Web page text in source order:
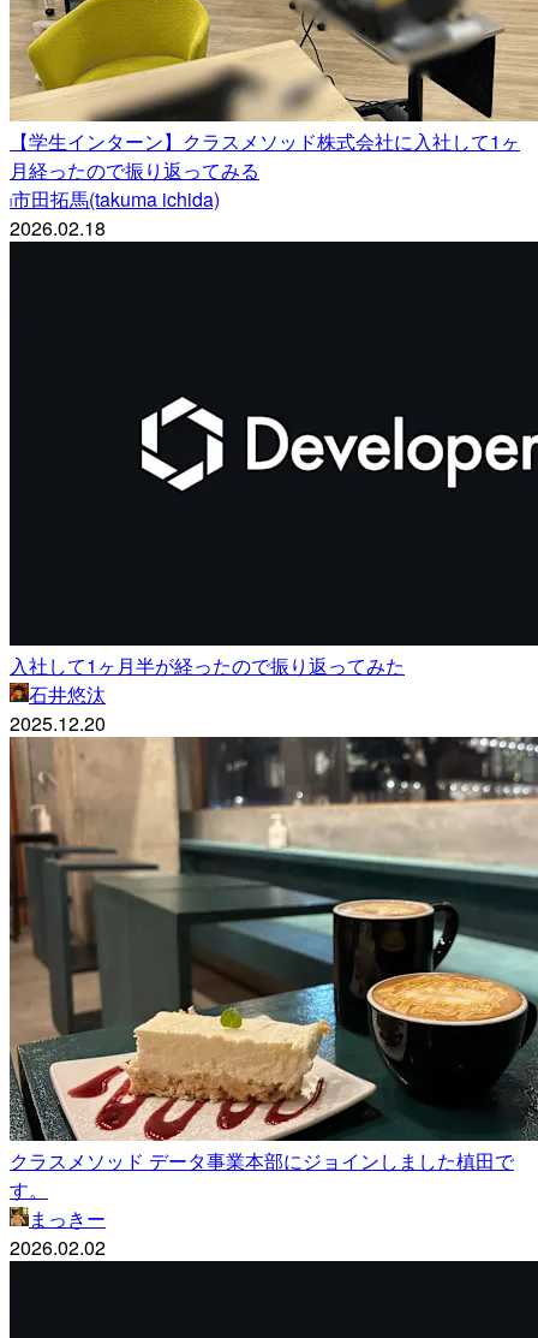
【学生インターン】クラスメソッド株式会社に入社して1ヶ
月経ったので振り返ってみる
i市田拓馬(takuma ichida)
2026.02.18
入社して1ヶ月半が経ったので振り返ってみた
石井悠汰
2025.12.20
クラスメソッド データ事業本部にジョインしました槙田で
す。
まっきー
2026.02.02